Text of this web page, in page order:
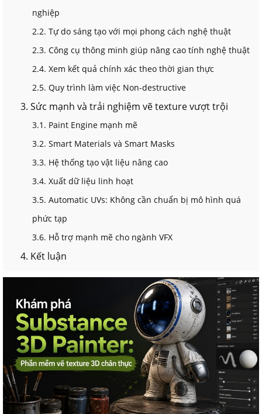
nghiệp
2.2. Tự do sáng tạo với mọi phong cách nghệ thuật
2.3. Công cụ thông minh giúp nâng cao tính nghệ thuật
2.4. Xem kết quả chính xác theo thời gian thực
2.5. Quy trình làm việc Non-destructive
3. Sức mạnh và trải nghiệm vẽ texture vượt trội
3.1. Paint Engine mạnh mẽ
3.2. Smart Materials và Smart Masks
3.3. Hệ thống tạo vật liệu nâng cao
3.4. Xuất dữ liệu linh hoạt
3.5. Automatic UVs: Không cần chuẩn bị mô hình quá
phức tạp
3.6. Hỗ trợ mạnh mẽ cho ngành VFX
4. Kết luận